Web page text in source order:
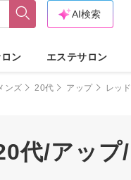
AI検索
ン エステサロン
ンズ 20代 アップ レッ
代/アッ